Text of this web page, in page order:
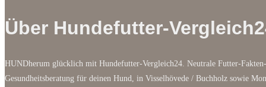
Über Hundefutter-
HUNDherum glücklich mit Hundefutter-Vergleich24. Neutrale Futter-
Gesundheitsberatung für deinen Hund, in Visselhövede / Buchholz sowie